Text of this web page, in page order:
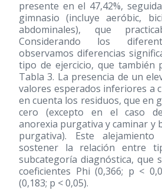
presente en el 47,42%,
gimnasio (incluye aeróbic,
abdominales), que
Considerando los
observamos diferencias
tipo de ejercicio, que también
Tabla 3. La presencia de un
valores esperados inferiores a
en cuenta los residuos, que en
cero (excepto en el caso
anorexia purgativa y caminar y
purgativa). Este
sostener la relación entre
subcategoría diagnóstica, que
coeficientes Phi (0,366; p <
(0,183; p < 0,05).